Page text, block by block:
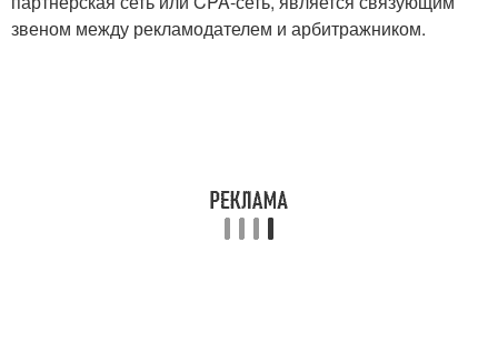
Трафик без начального
Трафик без вложений
звеном между рекламодателем и арбитражником.